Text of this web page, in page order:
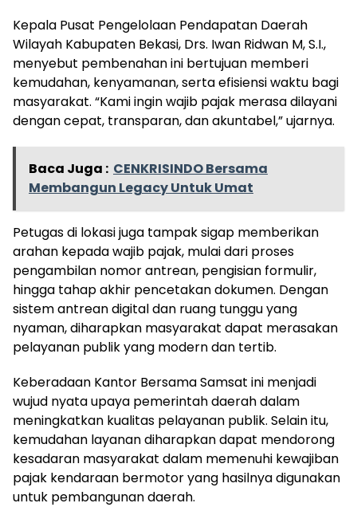
Kepala Pusat Pengelolaan Pendapatan Daerah
Wilayah Kabupaten Bekasi, Drs. Iwan Ridwan M, S.I.,
menyebut pembenahan ini bertujuan memberi
kemudahan, kenyamanan, serta efisiensi waktu bagi
masyarakat. “Kami ingin wajib pajak merasa dilayani
dengan cepat, transparan, dan akuntabel,” ujarnya.
Baca Juga : CENKRISINDO Bersama
Membangun Legacy Untuk Umat
Petugas di lokasi juga tampak sigap memberikan
arahan kepada wajib pajak, mulai dari proses
pengambilan nomor antrean, pengisian formulir,
hingga tahap akhir pencetakan dokumen. Dengan
sistem antrean digital dan ruang tunggu yang
nyaman, diharapkan masyarakat dapat merasakan
pelayanan publik yang modern dan tertib.
Keberadaan Kantor Bersama Samsat ini menjadi
wujud nyata upaya pemerintah daerah dalam
meningkatkan kualitas pelayanan publik. Selain itu,
kemudahan layanan diharapkan dapat mendorong
kesadaran masyarakat dalam memenuhi kewajiban
pajak kendaraan bermotor yang hasilnya digunakan
untuk pembangunan daerah.